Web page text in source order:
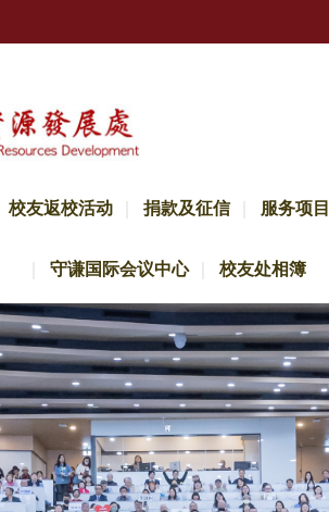
校友返校活动 捐款及征信 服务项目
守谦国际会议中心 校友处相簿